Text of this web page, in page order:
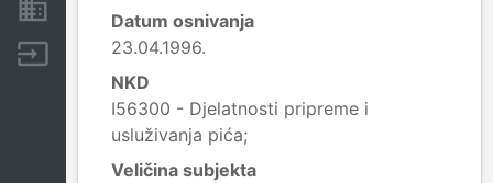
Datum osnivanja
23.04.1996.
NKD
I56300 - Djelatnosti pripreme i
usluživanja pića;
Veličina subjekta